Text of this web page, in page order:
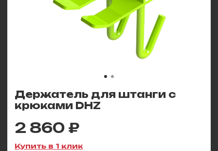
Держатель для штанги с
крюками DHZ
2 860 ₽
Купить в 1 клик